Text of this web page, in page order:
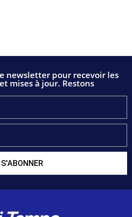
newsletter pour recevoir les
mises à jour. Restons
S'ABONNER